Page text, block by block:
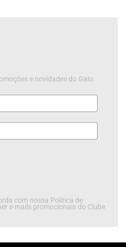
e novidades do Galo
com nossa Política de
e-mails promocionais do Clube